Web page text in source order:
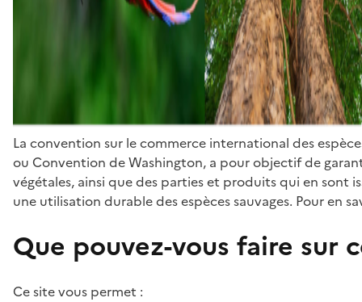
La convention sur le commerce international des
ou Convention de Washington, a pour objectif de
végétales, ainsi que des parties et produits qui en sont
une utilisation durable des espèces sauvages. Pour en
Que pouvez-vous faire sur
Ce site vous permet :